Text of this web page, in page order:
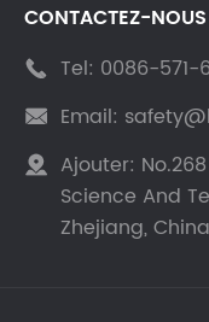
CONTACTEZ-NOUS
 Tel: 0086-571-
 Email:
 Ajouter:
Science And
Zhejiang, China